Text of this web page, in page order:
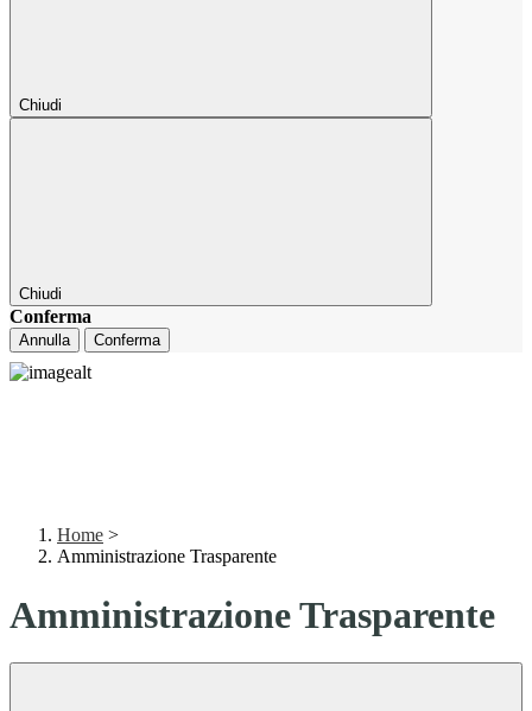
Chiudi
Chiudi
Conferma
Annulla Conferma
Home >
Amministrazione Trasparente
Amministrazione Trasparente